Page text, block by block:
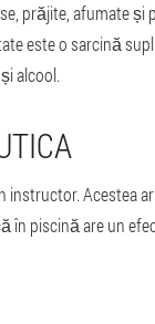
prăjite, afumate
este o sarcină
alcool.
Acestea
în piscină are un